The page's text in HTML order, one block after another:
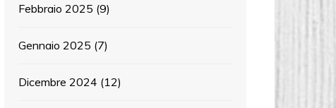
Febbraio 2025 (9)
Gennaio 2025 (7)
Dicembre 2024 (12)